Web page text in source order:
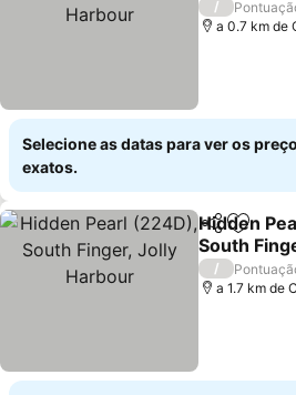
Ver preços
/
a 0.7 km de
Selecione as datas para ver os
exatos.
Partilhar
Hidden
South
Harbour
Ver preços
/
a 1.7 km de